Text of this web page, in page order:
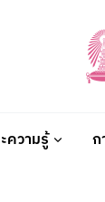
ความรู้ ก